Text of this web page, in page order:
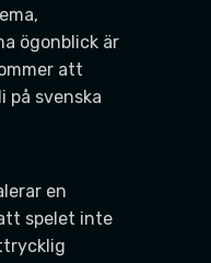
ögonblick är
att
på svenska
en
spelet inte